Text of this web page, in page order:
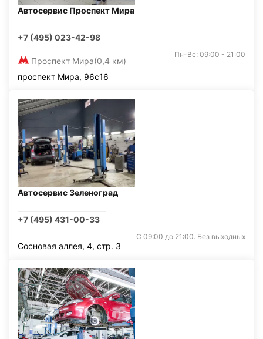
Автосервис Проспект Мира
+7 (495) 023-42-98
Проспект Мира(0,4 км)
Пн-Вс: 09:00 - 21:00
проспект Мира, 96с16
Автосервис Зеленоград
+7 (495) 431-00-33
С 09:00 до 21:00. Без выходных
Сосновая аллея, 4, стр. 3